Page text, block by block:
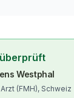
Westphal
(FMH), Schweiz